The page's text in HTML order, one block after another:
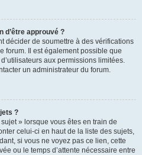
d’être approuvé ?
décider de soumettre à des vérifications
forum. Il est également possible que
aux permissions limitées.
un administrateur du forum.
?
» lorsque vous êtes en train de
celui-ci en haut de la liste des sujets,
si vous ne voyez pas ce lien, cette
ou le temps d’attente nécessaire entre